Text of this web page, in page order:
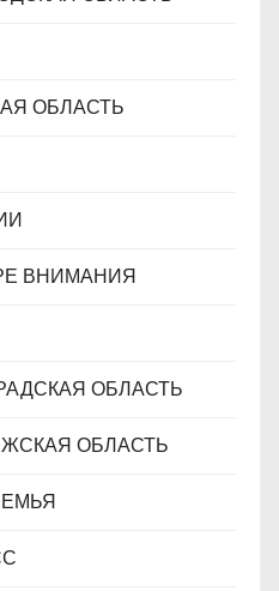
ОБЛАСТЬ
ВНИМАНИЯ
ОБЛАСТЬ
ОБЛАСТЬ